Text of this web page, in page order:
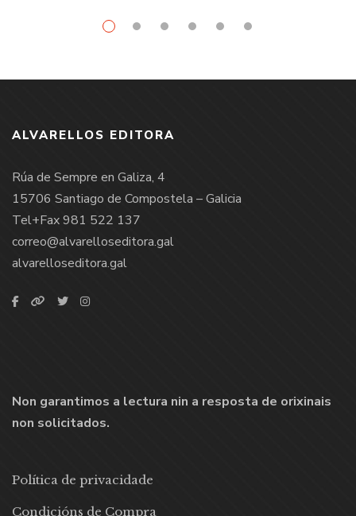
ALVARELLOS EDITORA
Rúa de Sempre en Galiza, 4
15706 Santiago de Compostela – Galicia
Tel+Fax 981 522 137
correo@alvarelloseditora.gal
alvarelloseditora.gal
Non garantimos a lectura nin a resposta de orixinais
non solicitados.
Política de privacidade
Condicións de Compra